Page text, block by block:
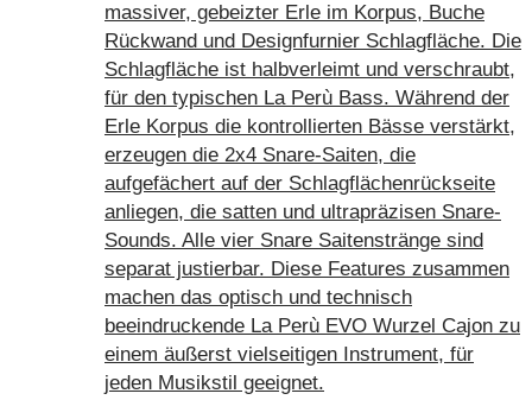
massiver, gebeizter Erle im Korpus, Buche
Rückwand und Designfurnier Schlagfläche. Die
Schlagfläche ist halbverleimt und verschraubt,
für den typischen La Perù Bass. Während der
Erle Korpus die kontrollierten Bässe verstärkt,
erzeugen die 2x4 Snare-Saiten, die
aufgefächert auf der Schlagflächenrückseite
anliegen, die satten und ultrapräzisen Snare-
Sounds. Alle vier Snare Saitenstränge sind
separat justierbar. Diese Features zusammen
machen das optisch und technisch
beeindruckende La Perù EVO Wurzel Cajon zu
einem äußerst vielseitigen Instrument, für
jeden Musikstil geeignet.